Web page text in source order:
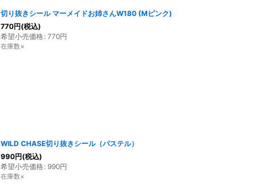
切り抜きシール マーメイドお姉さんW180 (Mピンク)
770円(税込)
希望小売価格: 770円
在庫数×
WILD CHASE切り抜きシール（パステル）
990円(税込)
希望小売価格: 990円
在庫数×